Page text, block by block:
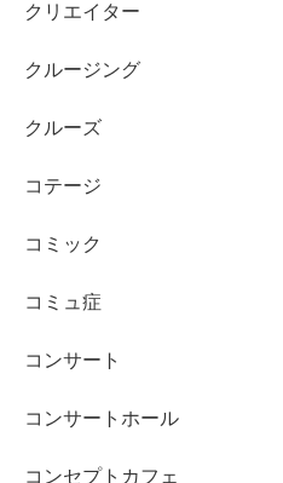
クリエイター
クルージング
クルーズ
コテージ
コミック
コミュ症
コンサート
コンサートホール
コンセプトカフェ